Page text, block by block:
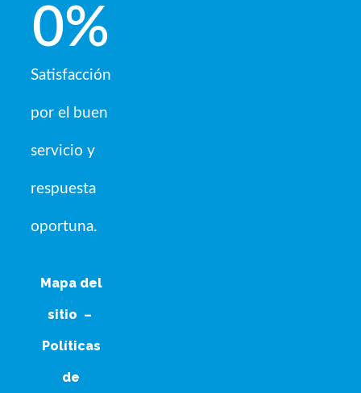
Satisfacción
por el buen
servicio y
respuesta
oportuna.
0%
Mapa del
sitio –
Políticas
de